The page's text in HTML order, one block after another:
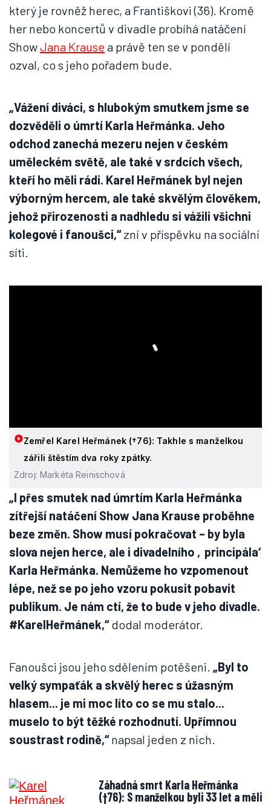
který je rovněž herec, a Františkovi (36). Kromě
her nebo koncertů v divadle probíhá natáčení
ShowJana Krausea právě ten se v pondělí
ozval, co s jeho pořadem bude.
„Vážení diváci, s hlubokým smutkem jsme se
dozvěděli o úmrtí Karla Heřmánka. Jeho
odchod zanechá mezeru nejen v českém
uměleckém světě, ale také v srdcích všech,
kteří ho měli rádi. Karel Heřmánek byl nejen
výborným hercem, ale také skvělým člověkem,
jehož přirozenosti a nadhledu si vážili všichni
kolegové i fanoušci,“zní v příspěvku na sociální
síti.
Zemřel Karel Heřmánek (†76): Takhle s manželkou
zářili štěstím dva roky zpátky.
Zdroj: Markéta Reinischová
„I přes smutek nad úmrtím Karla Heřmánka
zítřejší natáčení Show Jana Krause proběhne
beze změn. Show musí pokračovat – by byla
slova nejen herce, ale i divadelního ‚principála‘
Karla Heřmánka. Nemůžeme ho vzpomenout
lépe, než se po jeho vzoru pokusit pobavit
publikum. Je nám ctí, že to bude v jeho divadle.
#KarelHeřmánek,“dodal moderátor.
Fanoušci jsou jeho sdělením potěšeni. „Byl to
velký sympaťák a skvělý herec s úžasným
hlasem... je mi moc líto co se mu stalo...
muselo to být těžké rozhodnutí. Upřímnou
soustrast rodině,“napsal jeden z nich.
Záhadná smrt Karla Heřmánka
(†76): S manželkou byli 33 let a měli